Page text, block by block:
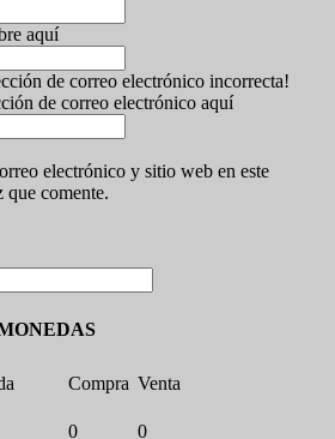
aquí
de correo electrónico incorrecta!
de correo electrónico aquí
electrónico y sitio web en este
que comente.
Compra Venta
0 0